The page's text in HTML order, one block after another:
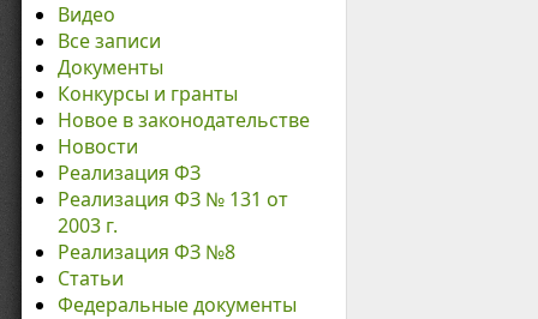
Видео
Все записи
Документы
Конкурсы и гранты
Новое в законодательстве
Новости
Реализация ФЗ
Реализация ФЗ № 131 от
2003 г.
Реализация ФЗ №8
Статьи
Федеральные документы